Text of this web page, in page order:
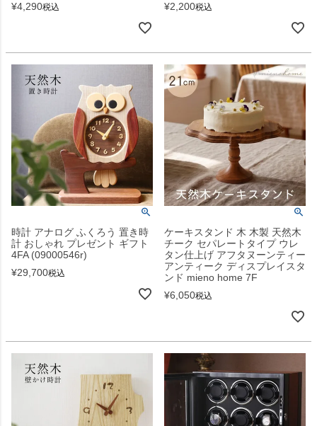
¥4,290税込
¥2,200税込
時計 アナログ ふくろう 置き時
計 おしゃれ プレゼント ギフト
4FA (09000546r)
¥29,700税込
ケーキスタンド 木 木製 天然木
チーク セパレートタイプ ウレ
タン仕上げ アフタヌーンティー
アンティーク ディスプレイスタ
ンド mieno home 7F
¥6,050税込